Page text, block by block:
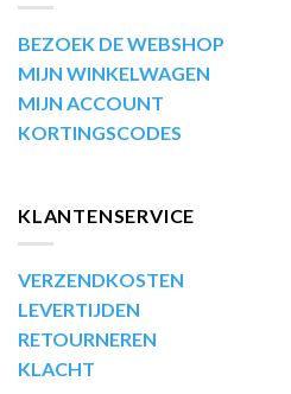
BEZOEK DE WEBSHOP
MIJN WINKELWAGEN
MIJN ACCOUNT
KORTINGSCODES
KLANTENSERVICE
VERZENDKOSTEN
LEVERTIJDEN
RETOURNEREN
KLACHT